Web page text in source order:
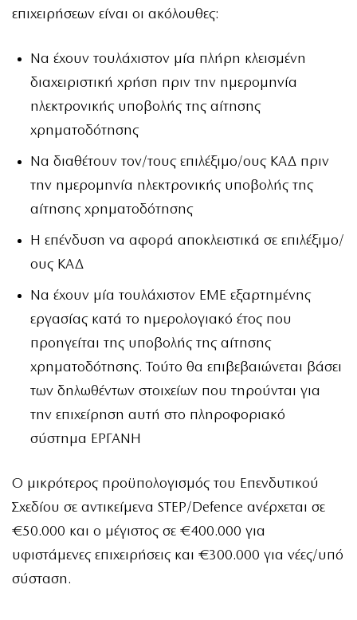
επιχειρήσεων είναι οι ακόλουθες:
Να έχουν τουλάχιστον μία πλήρη κλεισμένη
διαχειριστική χρήση πριν την ημερομηνία
ηλεκτρονικής υποβολής της αίτησης
χρηματοδότησης
Να διαθέτουν τον/τους επιλέξιμο/ους ΚΑΔ πριν
την ημερομηνία ηλεκτρονικής υποβολής της
αίτησης χρηματοδότησης
Η επένδυση να αφορά αποκλειστικά σε επιλέξιμο/
ους ΚΑΔ
Να έχουν μία τουλάχιστον ΕΜΕ εξαρτημένης
εργασίας κατά το ημερολογιακό έτος που
προηγείται της υποβολής της αίτησης
χρηματοδότησης. Τούτο θα επιβεβαιώνεται βάσει
των δηλωθέντων στοιχείων που τηρούνται για
την επιχείρηση αυτή στο πληροφοριακό
σύστημα ΕΡΓΑΝΗ
Ο μικρότερος προϋπολογισμός του Επενδυτικού
Σχεδίου σε αντικείμενα STEP/Defence ανέρχεται σε
€50.000 και ο μέγιστος σε €400.000 για
υφιστάμενες επιχειρήσεις και €300.000 για νέες/υπό
σύσταση.